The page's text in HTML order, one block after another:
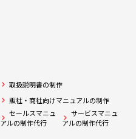
取扱説明書の制作
販社・商社向けマニュアルの制作
セールスマニュ
アルの制作代行
サービスマニュ
アルの制作代行